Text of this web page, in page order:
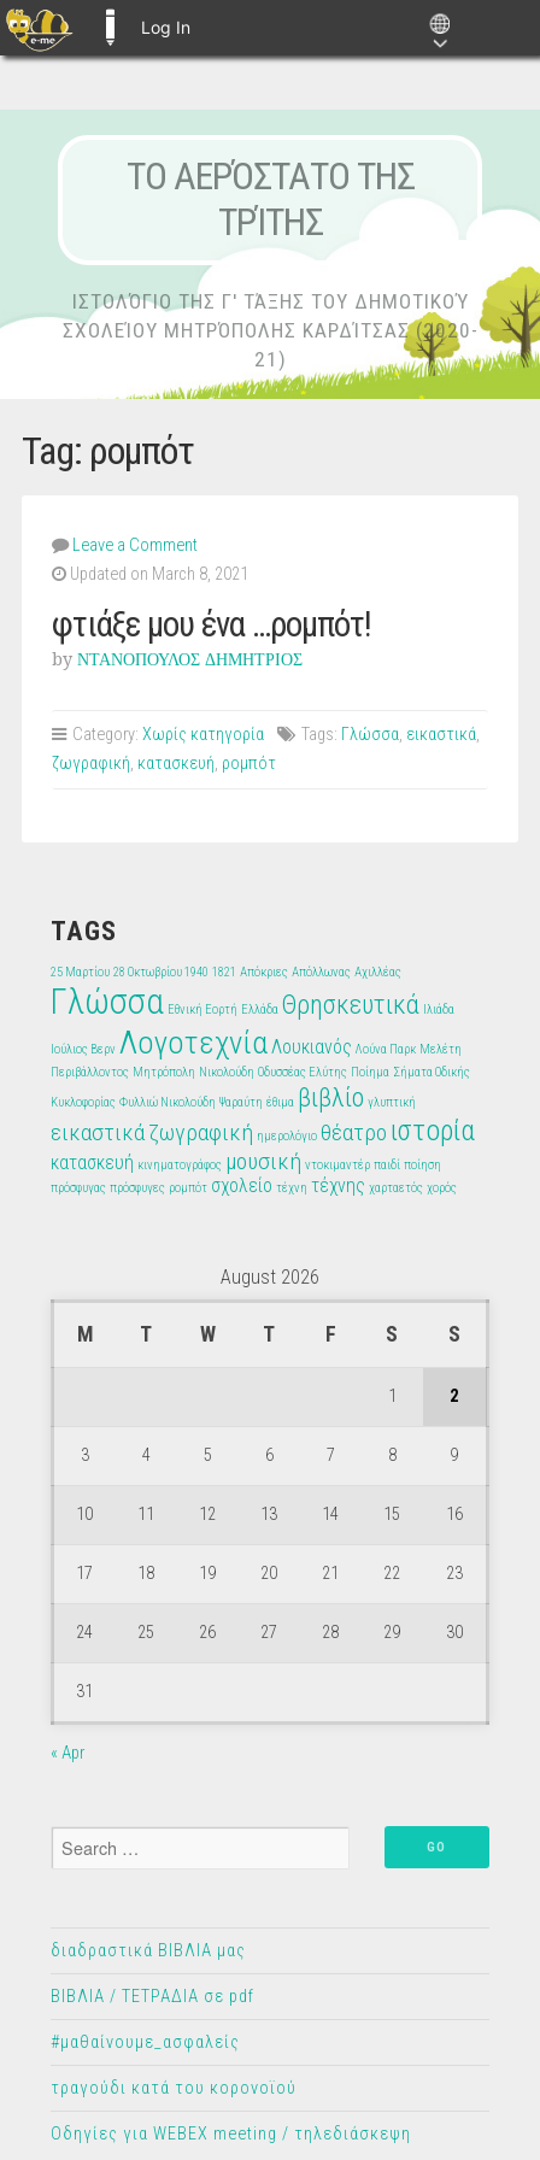
Log In
ΤΟ ΑΕΡΌΣΤΑΤΟ ΤΗΣ
ΤΡΊΤΗΣ
ΙΣΤΟΛΌΓΙΟ ΤΗΣ Γ' ΤΆΞΗΣ ΤΟΥ ΔΗΜΟΤΙΚΟΎ
ΣΧΟΛΕΊΟΥ ΜΗΤΡΌΠΟΛΗΣ ΚΑΡΔΊΤΣΑΣ (2020-
21)
Tag: ρομπότ
Leave a Comment
Updated on March 8, 2021
φτιάξε μου ένα …ρομπότ!
by ΝΤΑΝΟΠΟΥΛΟΣ ΔΗΜΗΤΡΙΟΣ
Category: Χωρίς κατηγορία Tags: Γλώσσα, εικαστικά,
ζωγραφική, κατασκευή, ρομπότ
TAGS
25 Μαρτίου 28 Οκτωβρίου 1940 1821 Απόκριες Απόλλωνας Αχιλλέας
Γλώσσα Εθνική Εορτή Ελλάδα Θρησκευτικά Ιλιάδα
Ιούλιος Βερν ΛογοτεχνίαΛουκιανός Λούνα Παρκ Μελέτη
Περιβάλλοντος Μητρόπολη Νικολούδη Οδυσσέας Ελύτης Ποίημα Σήματα Οδικής
Κυκλοφορίας Φυλλιώ Νικολούδη Ψαραύτη έθιμα βιβλίο γλυπτική
εικαστικάζωγραφική ημερολόγιο θέατρο ιστορία
κατασκευή κινηματογράφος μουσική ντοκιμαντέρ παιδί ποίηση
πρόσφυγας πρόσφυγες ρομπότ σχολείο τέχνη τέχνης χαρταετός χορός
August 2026
M T W T F S S
1 2
3 4 5 6 7 8 9
10 11 12 13 14 15 16
17 18 19 20 21 22 23
24 25 26 27 28 29 30
31
« Apr
διαδραστικά ΒΙΒΛΙΑ μας
ΒΙΒΛΙΑ / ΤΕΤΡΑΔΙΑ σε pdf
#μαθαίνουμε_ασφαλείς
τραγούδι κατά του κορονοϊού
Οδηγίες για WEBEX meeting / τηλεδιάσκεψη